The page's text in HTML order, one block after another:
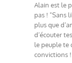
Alain est le
pas ! "Sans
plus que
d’écouter
le peuple te
convictions !